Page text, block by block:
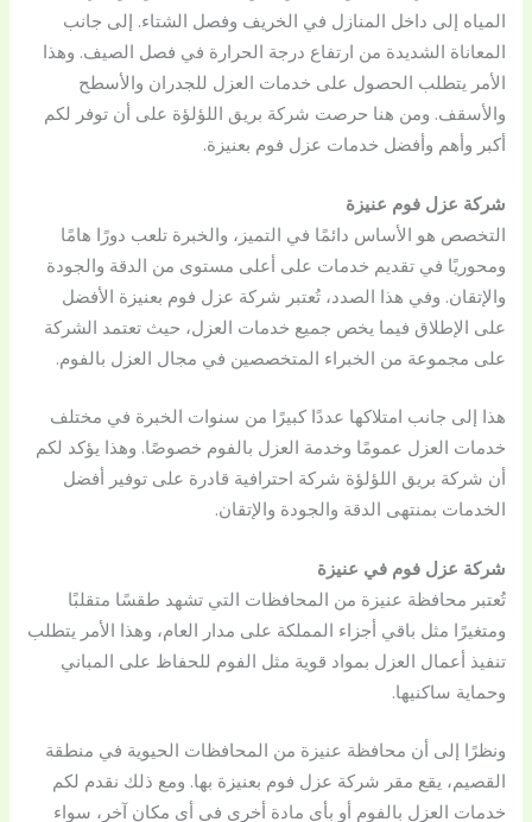
المياه إلى داخل المنازل في الخريف وفصل الشتاء. إلى جانب
المعاناة الشديدة من ارتفاع درجة الحرارة في فصل الصيف. وهذا
الأمر يتطلب الحصول على خدمات العزل للجدران والأسطح
والأسقف. ومن هنا حرصت شركة بريق اللؤلؤة على أن توفر لكم
أكبر وأهم وأفضل خدمات عزل فوم بعنيزة.
شركة عزل فوم عنيزة
التخصص هو الأساس دائمًا في التميز، والخبرة تلعب دورًا هامًا
ومحوريًا في تقديم خدمات على أعلى مستوى من الدقة والجودة
والإتقان. وفي هذا الصدد، تُعتبر شركة عزل فوم بعنيزة الأفضل
على الإطلاق فيما يخص جميع خدمات العزل، حيث تعتمد الشركة
على مجموعة من الخبراء المتخصصين في مجال العزل بالفوم.
هذا إلى جانب امتلاكها عددًا كبيرًا من سنوات الخبرة في مختلف
خدمات العزل عمومًا وخدمة العزل بالفوم خصوصًا. وهذا يؤكد لكم
أن شركة بريق اللؤلؤة شركة احترافية قادرة على توفير أفضل
الخدمات بمنتهى الدقة والجودة والإتقان.
شركة عزل فوم في عنيزة
تُعتبر محافظة عنيزة من المحافظات التي تشهد طقسًا متقلبًا
ومتغيرًا مثل باقي أجزاء المملكة على مدار العام، وهذا الأمر يتطلب
تنفيذ أعمال العزل بمواد قوية مثل الفوم للحفاظ على المباني
وحماية ساكنيها.
ونظرًا إلى أن محافظة عنيزة من المحافظات الحيوية في منطقة
القصيم، يقع مقر شركة عزل فوم بعنيزة بها. ومع ذلك نقدم لكم
خدمات العزل بالفوم أو بأي مادة أخرى في أي مكان آخر، سواء